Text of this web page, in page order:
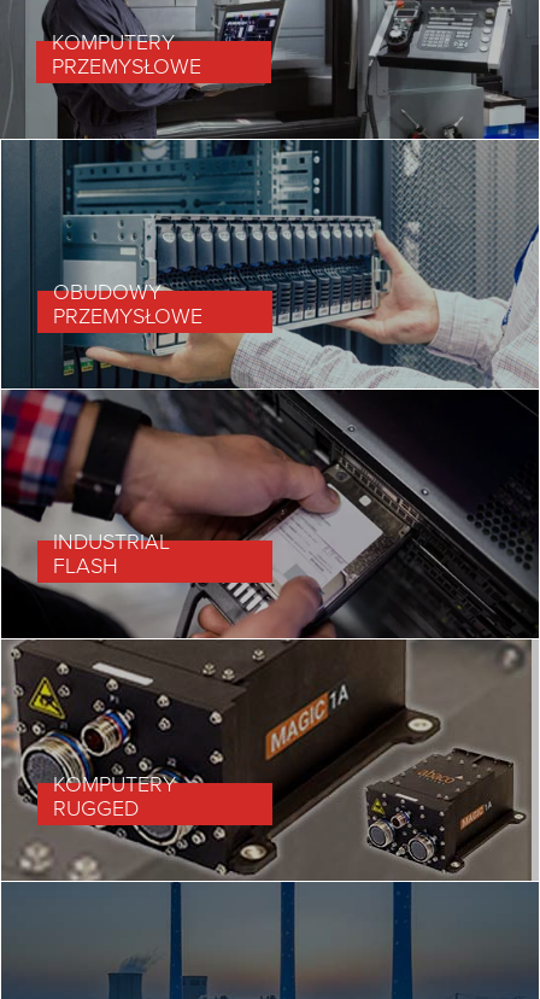
KOMPUTERY
PRZEMYSŁOWE
OBUDOWY
PRZEMYSŁOWE
INDUSTRIAL
FLASH
KOMPUTERY
RUGGED